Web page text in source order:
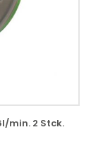
min. 2 Stck.